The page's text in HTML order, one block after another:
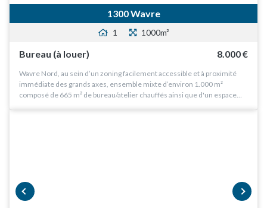
1300 Wavre
1 1000m²
Bureau (à louer) 8.000 €
Wavre Nord, au sein d’un zoning facilement accessible et à proximité
immédiate des grands axes, ensemble mixte d’environ 1.000 m²
composé de 665 m² de bureau/atelier chauffés ainsi que d'un espace…